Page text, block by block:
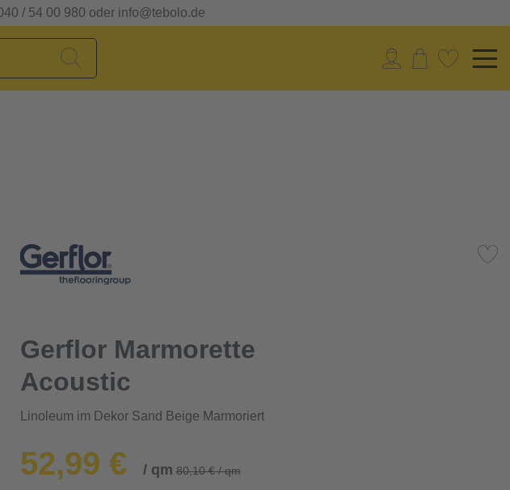
/ 54 00 980 oder info@tebolo.de
Gerflor Marmorette
Acoustic
Linoleum im Dekor Sand Beige Marmoriert
52,99 € / qm 80,10 € / qm